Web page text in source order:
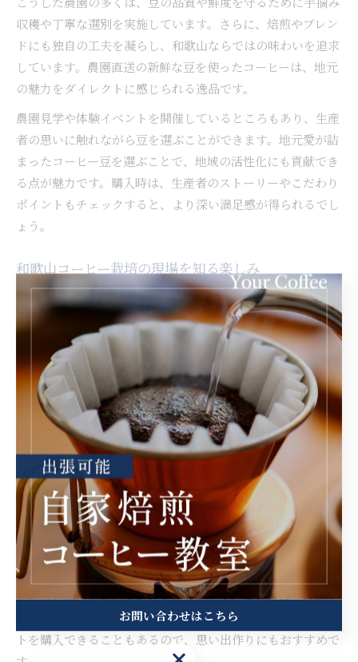
収穫や丁寧な選別を実施しています。さらに、焙煎やブレン
ドにも独自の工夫を凝らし、和歌山ならではの味わいを追求
しています。農園直送の新鮮な豆を使ったコーヒーは、地元
の魅力をダイレクトに感じられる逸品です。
農園見学や体験イベントを開催しているところもあり、生産
者の思いに触れながら豆を選ぶことができます。地元愛が詰
まったコーヒー豆を選ぶことで、地域の活性化にも貢献でき
る点が魅力です。購入時は、生産者のストーリーやこだわり
ポイントもチェックすると、より深い満足感が得られるでし
ょう。
和歌山コーヒー栽培の現場を知る楽しみ
和歌山県では、コーヒー栽培の現場を実際に見学できる農園
が存在します。訪問することで、コーヒー豆がどのように育
てられ、収穫・精製されるのかを間近で知ることが可能で
す。生産工程を体験することで、日々飲んでいるコーヒーへ
の理解や愛着が深まります。
特に、和歌山独自の栽培方法や品種の工夫、自然との調和を
大切にした農園運営など、現場ならではのエピソードに触れ
られる点が魅力です。農園によっては、コーヒーチェリー摘
みや焙煎体験、テイスティングイベントなども実施されてい
ます。こうした体験は、家族連れやコーヒー初心者にも人気
があります。
現場見学の際は、事前予約や動きやすい服装の準備が必要で
す。また、農園によっては天候や収穫時期により実施内容が
変わるため、事前の情報収集が大切です。体験後は、現地で
しか手に入らない限定豆や、農園オリジナルのコーヒーギフ
トを購入できることもあるので、思い出作りにもおすすめで
お問い合わせはこちら
お問い合わせはこちら